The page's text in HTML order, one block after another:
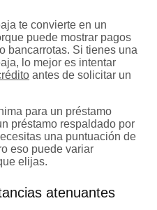
te convierte en un
puede mostrar pagos
bancarrotas. Si tienes una
lo mejor es intentar
antes de solicitar un
para un préstamo
préstamo respaldado por
una puntuación de
eso puede variar
elijas.
atenuantes